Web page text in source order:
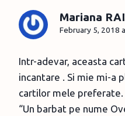
Mariana
February 5, 2018
Intr-adevar, aceasta
incantare . Si mie mi-a
cartilor mele
“Un barbat pe nume